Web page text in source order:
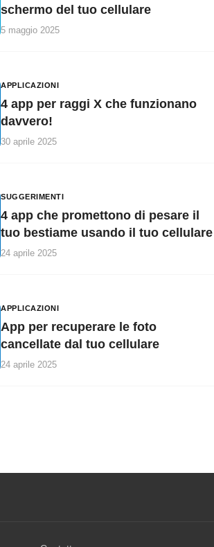
schermo del tuo cellulare
5 maggio 2025
APPLICAZIONI
4 app per raggi X che funzionano
davvero!
30 aprile 2025
SUGGERIMENTI
4 app che promettono di pesare il
tuo bestiame usando il tuo cellulare
24 aprile 2025
APPLICAZIONI
App per recuperare le foto
cancellate dal tuo cellulare
24 aprile 2025